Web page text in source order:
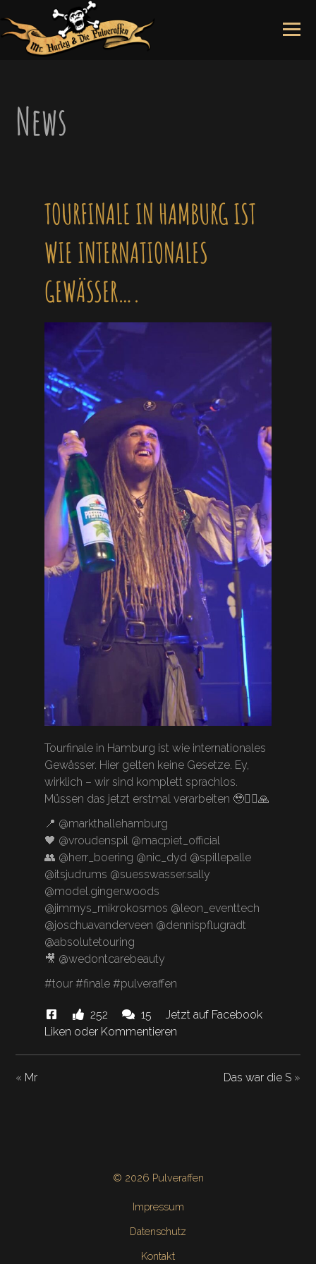
to
content
News
TOURFINALE IN HAMBURG IST
WIE INTERNATIONALES
GEWÄSSER….
Tourfinale in Hamburg ist wie internationales
Gewässer. Hier gelten keine Gesetze. Ey,
wirklich – wir sind komplett sprachlos.
Müssen das jetzt erstmal verarbeiten 🥹🏴‍☠️🙏
📍 @markthallehamburg
🖤 @vroudenspil @macpiet_official
👥 @herr_boering @nic_dyd @spillepalle
@itsjudrums @suesswasser.sally
@model.ginger.woods
@jimmys_mikrokosmos @leon_eventtech
@joschuavanderveen @dennispflugradt
@absolutetouring
🎥 @wedontcarebeauty
#tour #finale #pulveraffen
Diese
News
252
Likes
und
15 Kommentare.
Jetzt auf Facebook
Liken oder Kommentieren
« Mr Das war die S»
© 2026 Pulveraffen
Impressum
Datenschutz
Kontakt